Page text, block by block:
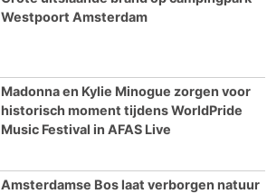
Westpoort Amsterdam
Madonna en Kylie Minogue zorgen voor
historisch moment tijdens WorldPride
Music Festival in AFAS Live
Amsterdamse Bos laat verborgen natuur